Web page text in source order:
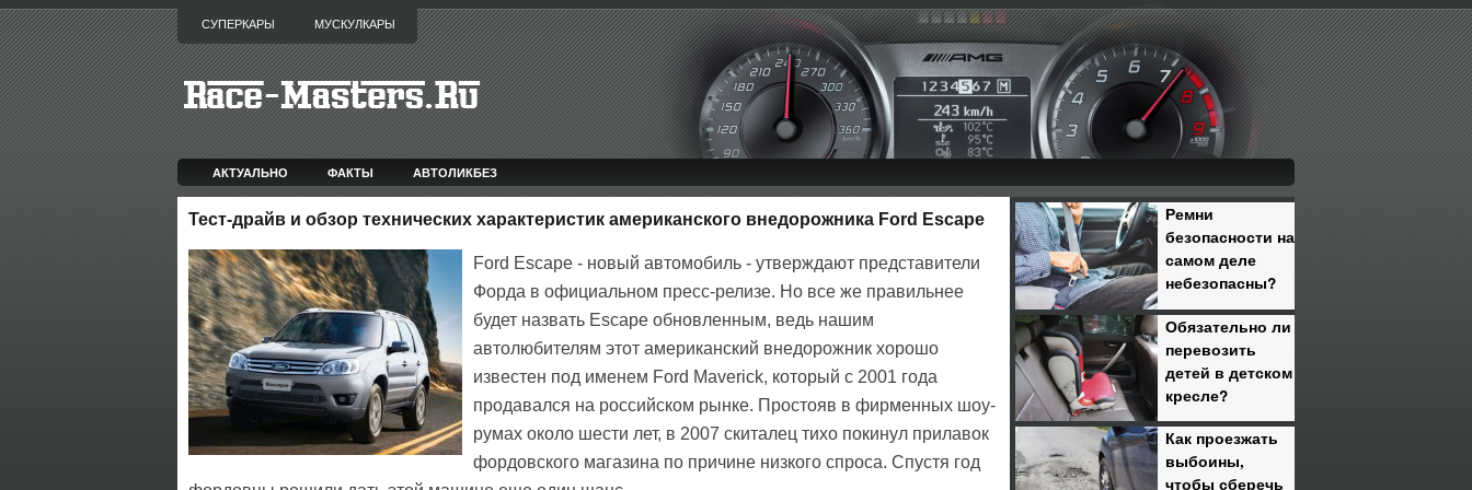
СУПЕРКАРЫ МУСКУЛКАРЫ
АКТУАЛЬНО ФАКТЫ АВТОЛИКБЕЗ
Тест-драйв и обзор технических характеристик американского внедорожника Ford Escape
Ford Escape - новый автомобиль - утверждают представители
Форда в официальном пресс-релизе. Но все же правильнее
будет назвать Escape обновленным, ведь нашим
автолюбителям этот американский внедорожник хорошо
известен под именем Ford Maverick, который с 2001 года
продавался на российском рынке. Простояв в фирменных шоу-
румах около шести лет, в 2007 скиталец тихо покинул прилавок
фордовского магазина по причине низкого спроса. Спустя год
Ремни
безопасности на
самом деле
небезопасны?
Обязательно ли
перевозить
детей в детском
кресле?
Как проезжать
выбоины,
чтобы сберечь